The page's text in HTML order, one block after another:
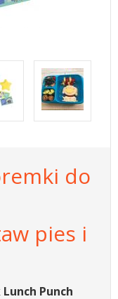
do
pies i
Punch